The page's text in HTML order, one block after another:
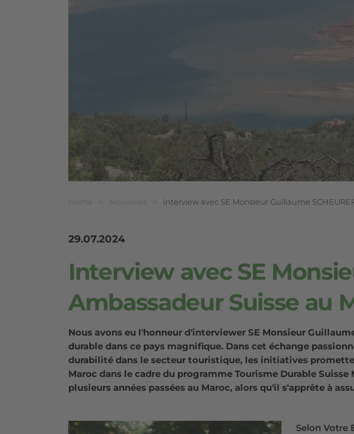
Breadcrumb
Vous êtes ici:
Home Nouvelles Interview avec SE Monsieur Guillaume
29.07.2024
Interview avec SE
Ambassadeur Suisse au
Nous avons eu l'honneur d'interviewer SE Monsieur
durable dans ce pays magnifique. Dans cet échange
durabilité dans le secteur touristique, les initiatives
Maroc dans le cadre du programme Tourisme Durable
plusieurs années passées au Maroc, alors qu'il s'apprête à
Selon Votre